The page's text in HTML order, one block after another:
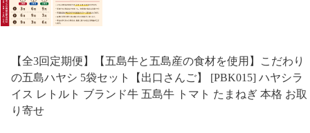
【全3回定期便】【五島牛と五島産の食材を使用】こだわり
の五島ハヤシ 5袋セット【出口さんご】 [PBK015] ハヤシラ
イス レトルト ブランド牛 五島牛 トマト たまねぎ 本格 お取
り寄せ